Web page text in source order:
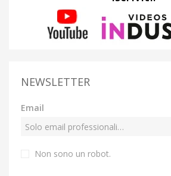
NEWSLETTER
Email
Non sono un robot.